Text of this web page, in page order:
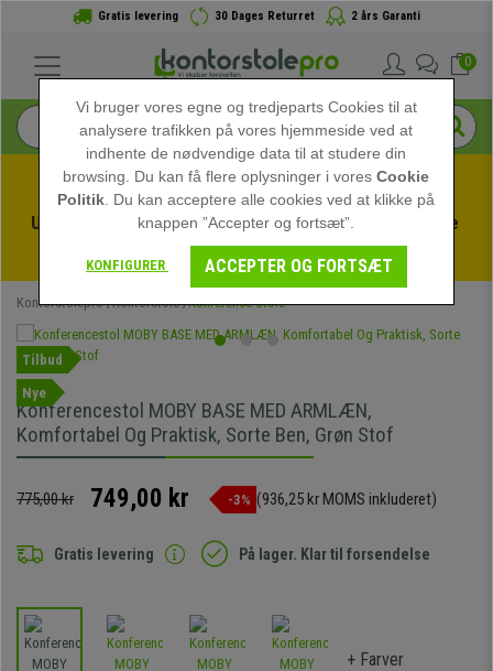
Gratis levering 30 Dages Returret 2 års Garanti
0
Udnyt sommerudsalget hos kontorstolepro! Eksklusive
rabatter i en begrænset periode - Se tilbuddet
Kontorstolepro Kontorstole Konference Stole
Tilbud
Nye
Konferencestol MOBY BASE MED ARMLÆN,
Komfortabel Og Praktisk, Sorte Ben, Grøn Stof
775,00 kr 749,00 kr -3% (936,25 kr MOMS inkluderet)
Gratis levering På lager. Klar til forsendelse
+ Farver
Vi bruger vores egne og tredjeparts Cookies til at
analysere trafikken på vores hjemmeside ved at
indhente de nødvendige data til at studere din
browsing. Du kan få flere oplysninger i voresCookie
Politik . Du kan acceptere alle cookies ved at klikke på
knappen ”Accepter og fortsæt”.
KONFIGURER ACCEPTER OG FORTSÆT